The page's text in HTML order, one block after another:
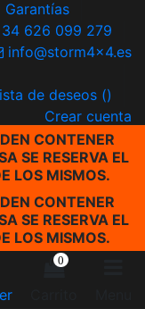
Garantías
626 099 279
info@storm4x4.es
de deseos ()
Crear cuenta
CONTENER
SE RESERVA EL
LOS MISMOS.
CONTENER
SE RESERVA EL
LOS MISMOS.
0